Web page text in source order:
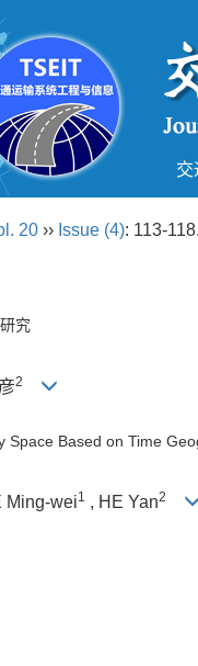
交
20 ›› Issue (4): 113-
究
2
Space Based on Time
Ming-wei1 , HE Yan2